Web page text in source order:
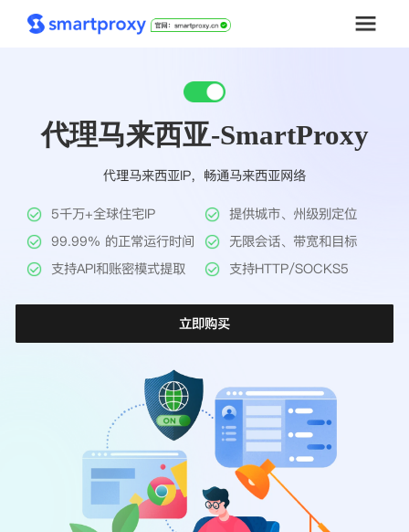
套餐购买
工具
帮助中心
代理马来西亚-SmartProxy
代理马来西亚IP，畅通马来西亚网络
5千万+全球住宅IP
提供城市、州级别定位
99.99% 的正常运行时间
无限会话、带宽和目标
支持API和账密模式提取
支持HTTP/SOCKS5
立即购买